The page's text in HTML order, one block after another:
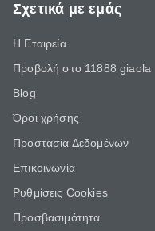
Σχετικά με εμάς
Η Εταιρεία
Προβολή στο 11888 giaola
Blog
Όροι χρήσης
Προστασία Δεδομένων
Επικοινωνία
Ρυθμίσεις Cookies
Προσβασιμότητα